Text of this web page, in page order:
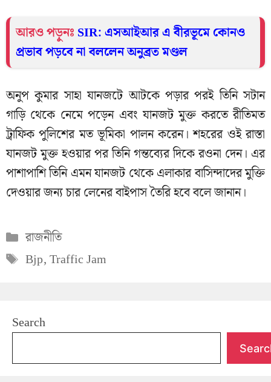
আরও পড়ুনঃ SIR: এসআইআর এ বীরভূমে কোনও
প্রভাব পড়বে না বললেন অনুব্রত মণ্ডল
অনুপ কুমার সাহা যানজটে আটকে পড়ার পরই তিনি সটান
গাড়ি থেকে নেমে পড়েন এবং যানজট মুক্ত করতে রীতিমত
ট্রাফিক পুলিশের মত ভূমিকা পালন করেন। শহরের ওই রাস্তা
যানজট মুক্ত হওয়ার পর তিনি গন্তব্যের দিকে রওনা দেন। এর
পাশাপাশি তিনি এমন যানজট থেকে এলাকার বাসিন্দাদের মুক্তি
দেওয়ার জন্য চার লেনের বাইপাস তৈরি হবে বলে জানান।
Categories
রাজনীতি
Tags
Bjp,Traffic Jam
Search